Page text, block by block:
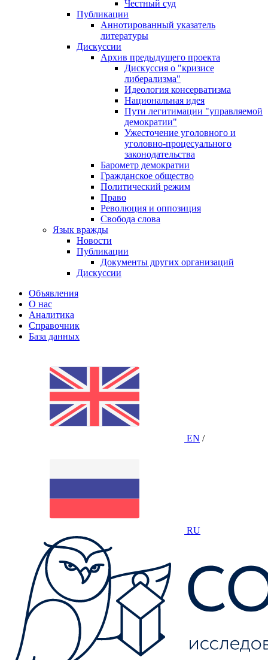
Честный суд
Публикации
Аннотированный указатель
литературы
Дискуссии
Архив предыдущего проекта
Дискуссия о "кризисе
либерализма"
Идеология консерватизма
Национальная идея
Пути легитимации "управляемой
демократии"
Ужесточение уголовного и
уголовно-процесуального
законодательства
Барометр демократии
Гражданское общество
Политический режим
Право
Революция и оппозиция
Свобода слова
Язык вражды
Новости
Публикации
Документы других организаций
Дискуссии
Объявления
О нас
Аналитика
Справочник
База данных
EN /
RU